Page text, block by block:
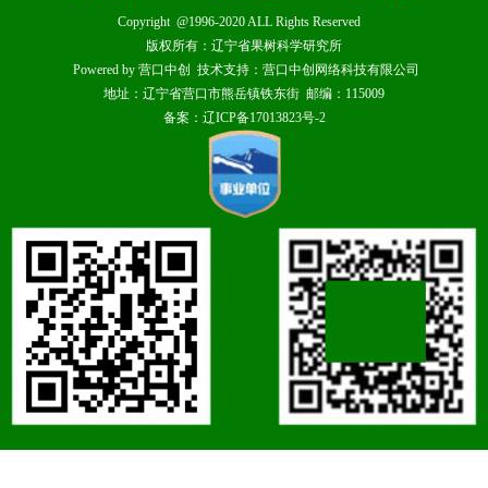
Copyright @1996-2020 ALL Rights Reserved
版权所有：辽宁省果树科学研究所
Powered by 营口中创 技术支持：营口中创网络科技有限公司
地址：辽宁省营口市熊岳镇铁东街 邮编：115009
备案：辽ICP备17013823号-2